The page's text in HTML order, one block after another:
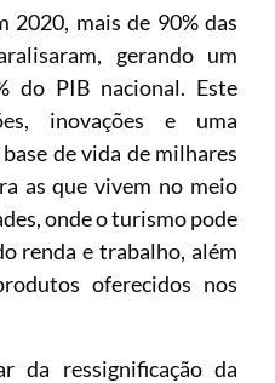
2020, mais de 90% das
gerando um
do PIB nacional. Este
inovações e uma
de vida de milhares
as que vivem no meio
onde o turismo pode
renda e trabalho, além
oferecidos nos
da ressignificação da